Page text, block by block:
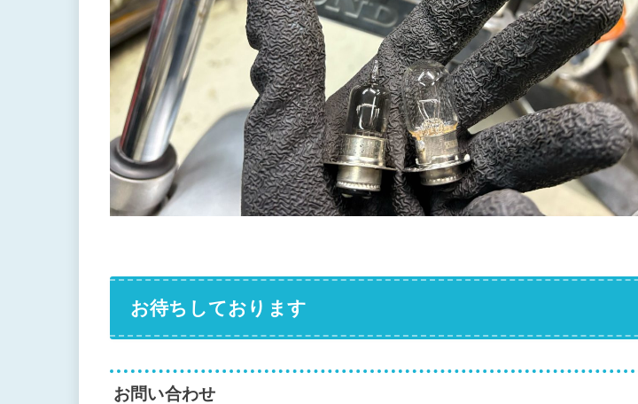
お待ちしております
お問い合わせ